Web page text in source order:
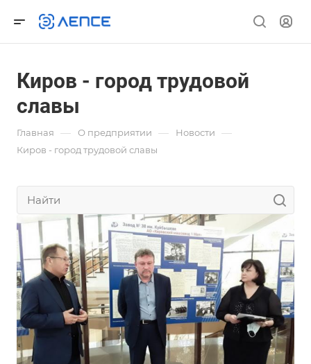
Киров - город трудовой
славы
Главная — О предприятии — Новости —
Киров - город трудовой славы